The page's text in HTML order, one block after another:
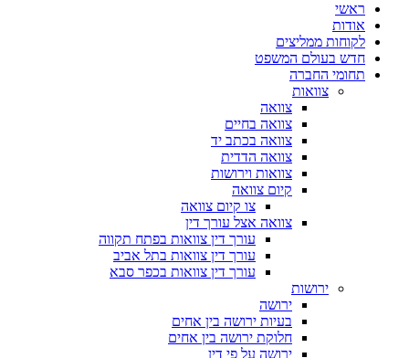
ראשי
אודות
לקוחות ממליצים
חדש בעולם המשפט
תחומי החברה
צוואות
צוואה
צוואה בחיים
צוואה בכתב יד
צוואה הדדית
צוואות וירושות
קיום צוואה
צו קיום צוואה
צוואה אצל עורך דין
עורך דין צוואות בפתח תקווה
עורך דין צוואות בתל אביב
עורך דין צוואות בכפר סבא
ירושות
ירושה
בעיות ירושה בין אחים
חלוקת ירושה בין אחים
ירושה על פי דין